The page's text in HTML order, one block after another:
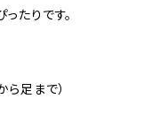
たりです。
足まで）